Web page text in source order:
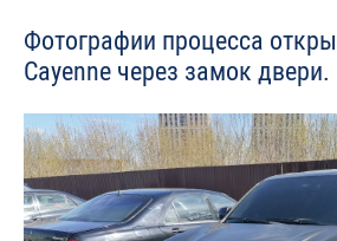
Фотографии процесса
Cayenne через замок двери.